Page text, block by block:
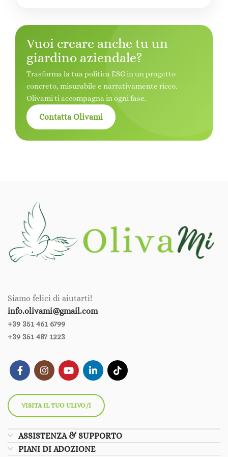
Vuoi creare anche tu un
giardino aziendale?
Trasforma la tua politica ESG in un progetto
concreto, misurabile e narrativamente ricco.
Olivami ti accompagna in ogni fase.
Contatta Olivami
Siamo felici di aiutarti!
info.olivami@gmail.com
+39 351 461 6799‪‪
+39 351 487 1223
VISITA IL TUO ULIVO/I
ASSISTENZA & SUPPORTO
PIANI DI ADOZIONE